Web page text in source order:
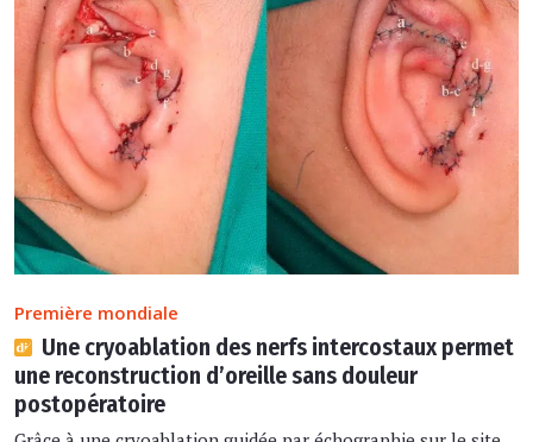
Première mondiale
Une cryoablation des nerfs intercostaux permet
une reconstruction d’oreille sans douleur
postopératoire